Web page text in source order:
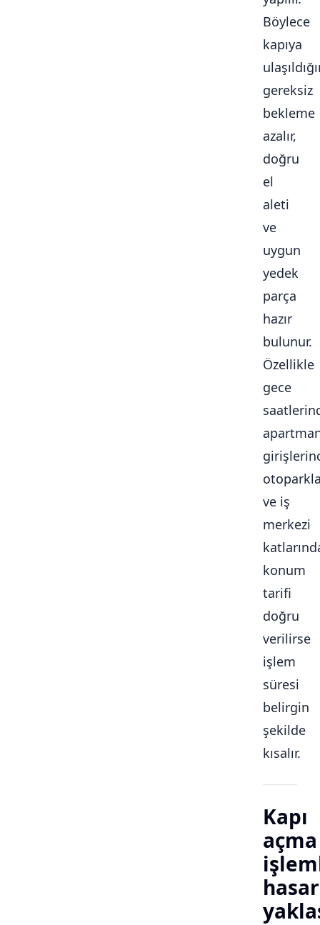
Böylece
kapıya
gereksiz
bekleme
azalır,
doğru
el
aleti
ve
uygun
yedek
parça
hazır
bulunur.
Özellikle
gece
ve iş
merkezi
konum
tarifi
doğru
verilirse
işlem
süresi
belirgin
şekilde
kısalır.
Kapı
açma